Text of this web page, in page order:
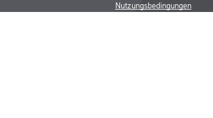
Nutzungsbedingungen